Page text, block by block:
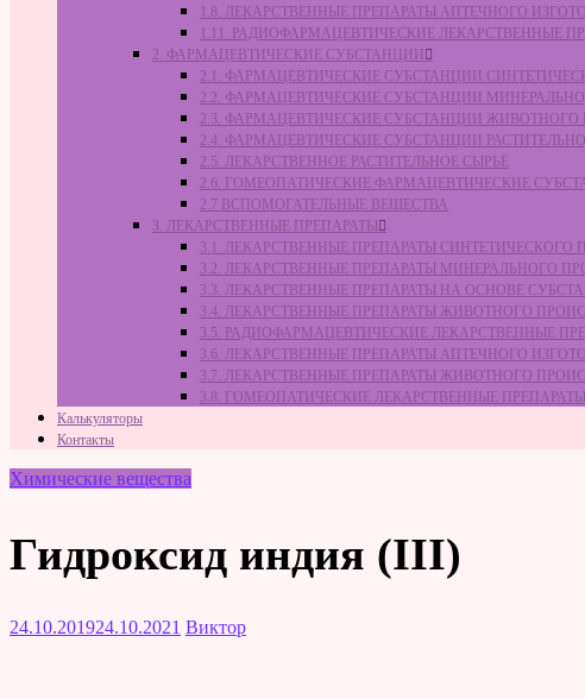
1.8. ЛЕКАРСТВЕННЫЕ ПРЕПАРАТЫ АПТЕЧНОГО
1.11. РАДИОФАРМАЦЕВТИЧЕСКИЕ ЛЕКАРСТВЕННЫЕ
2. ФАРМАЦЕВТИЧЕСКИЕ СУБСТАНЦИИ
2.1. ФАРМАЦЕВТИЧЕСКИЕ СУБСТАНЦИИ
2.2. ФАРМАЦЕВТИЧЕСКИЕ СУБСТАНЦИИ
2.3. ФАРМАЦЕВТИЧЕСКИЕ СУБСТАНЦИИ
2.4. ФАРМАЦЕВТИЧЕСКИЕ СУБСТАНЦИИ
2.5. ЛЕКАРСТВЕННОЕ РАСТИТЕЛЬНОЕ СЫРЬЁ
2.6. ГОМЕОПАТИЧЕСКИЕ ФАРМАЦЕВТИЧЕСКИЕ
2.7 ВСПОМОГАТЕЛЬНЫЕ ВЕЩЕСТВА
3. ЛЕКАРСТВЕННЫЕ ПРЕПАРАТЫ
3.1. ЛЕКАРСТВЕННЫЕ ПРЕПАРАТЫ СИНТЕТИЧЕСКОГО
3.2. ЛЕКАРСТВЕННЫЕ ПРЕПАРАТЫ МИНЕРАЛЬНОГО
3.3. ЛЕКАРСТВЕННЫЕ ПРЕПАРАТЫ НА ОСНОВЕ
3.4. ЛЕКАРСТВЕННЫЕ ПРЕПАРАТЫ ЖИВОТНОГО
3.5. РАДИОФАРМАЦЕВТИЧЕСКИЕ ЛЕКАРСТВЕННЫЕ
3.6. ЛЕКАРСТВЕННЫЕ ПРЕПАРАТЫ АПТЕЧНОГО
3.7. ЛЕКАРСТВЕННЫЕ ПРЕПАРАТЫ ЖИВОТНОГО
3.8. ГОМЕОПАТИЧЕСКИЕ ЛЕКАРСТВЕННЫЕ ПРЕПАРАТЫ
Калькуляторы
Контакты
Химические вещества
Гидроксид индия (III)
24.10.201924.10.2021 Виктор